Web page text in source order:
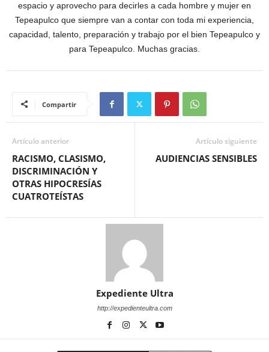
espacio y aprovecho para decirles a cada hombre y mujer en
Tepeapulco que siempre van a contar con toda mi experiencia,
capacidad, talento, preparación y trabajo por el bien Tepeapulco y
para Tepeapulco. Muchas gracias.
Compartir
Artículo anterior
RACISMO, CLASISMO,
DISCRIMINACIÓN Y
OTRAS HIPOCRESÍAS
CUATROTEÍSTAS
Artículo siguiente
AUDIENCIAS SENSIBLES
Expediente Ultra
http://expedienteultra.com